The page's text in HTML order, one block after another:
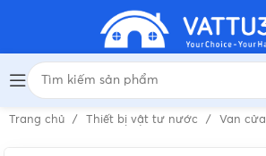
Trang chủ Thiết bị vật tư nước Van cửa